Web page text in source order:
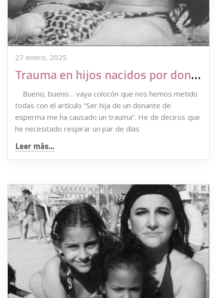
27 enero, 2025
Trauma en hijos nacidos por donación de gametos
Bueno, bueno… vaya colocón que nos hemos metido
todas con el artículo “Ser hija de un donante de
esperma me ha causado un trauma”. He de deciros que
he necesitado respirar un par de días
Leer más...